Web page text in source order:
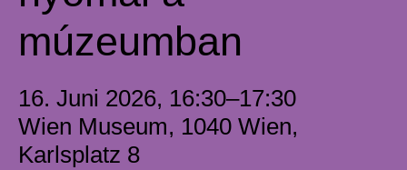
múzeumban
16. Juni 2026, 16:30–17:30
Wien Museum, 1040 Wien,
Karlsplatz 8